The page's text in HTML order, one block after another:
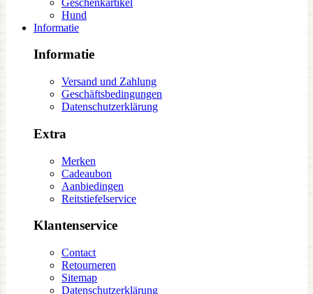
Hund
Informatie
Informatie
Versand und Zahlung
Geschäftsbedingungen
Datenschutzerklärung
Extra
Merken
Cadeaubon
Aanbiedingen
Reitstiefelservice
Klantenservice
Contact
Retourneren
Sitemap
Datenschutzerklärung